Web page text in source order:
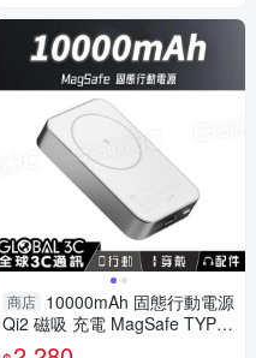
商店 10000mAh 固態行動電源
Qi2 磁吸 充電 MagSafe TYPE-